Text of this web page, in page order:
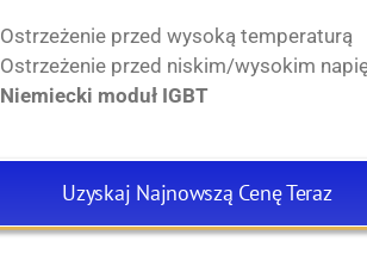
Ostrzeżenie przed wysoką temperaturą
Ostrzeżenie przed niskim/wysokim
Niemiecki moduł IGBT
Uzyskaj Najnowszą Cenę Teraz